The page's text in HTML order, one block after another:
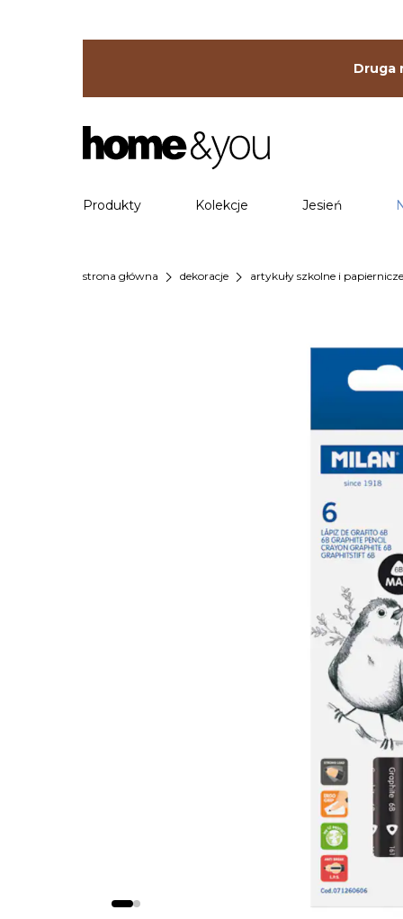
Druga
Produkty Kolekcje Jesień
strona główna chevron_right dekoracje chevron_right artykuły szkolne i papiernicze